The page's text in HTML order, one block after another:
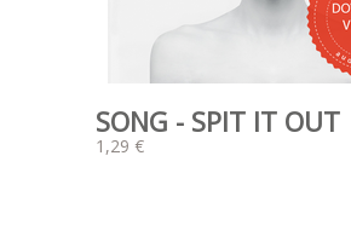
SONG - SPIT IT OUT
1,29 €